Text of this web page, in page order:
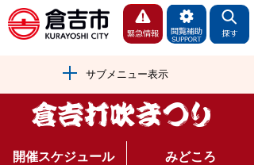
サブメニュー表示
開催スケジュール みどころ